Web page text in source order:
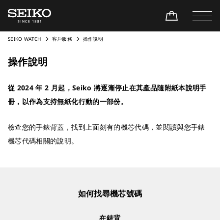
SEIKO WATCH 客戶服務 操作說明
操作說明
從 2024 年 2 月起，Seiko 將逐漸停止在其產品隨附紙本說明手
冊，以作為支持無紙化行動的一部份。
檢查您的手錶背蓋，找到上面刻有的機芯代碼，並閱讀與您手錶
機芯代碼相關的說明。
如何找尋機芯號碼
在錶背